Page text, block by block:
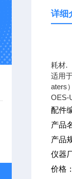
详细
耗材.
适用
aters
OES-
配件
产品
产品
仪器
价格